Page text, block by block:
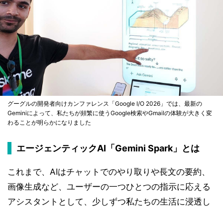
グーグルの開発者向けカンファレンス「Google I/O 2026」では、最新の
Geminiによって、私たちが頻繁に使うGoogle検索やGmailの体験が大きく変
わることが明らかになりました
エージェンティックAI「Gemini Spark」とは
これまで、AIはチャットでのやり取りや長文の要約、
画像生成など、ユーザーの一つひとつの指示に応える
アシスタントとして、少しずつ私たちの生活に浸透し